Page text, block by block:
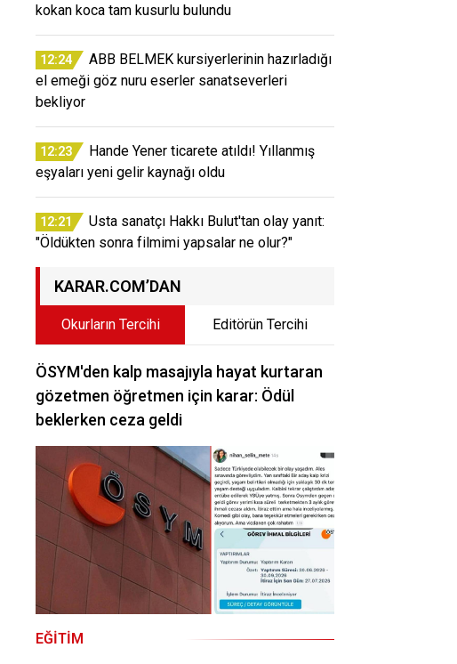
kokan koca tam kusurlu bulundu
12:24
ABB BELMEK kursiyerlerinin hazırladığı
el emeği göz nuru eserler sanatseverleri
bekliyor
12:23
Hande Yener ticarete atıldı! Yıllanmış
eşyaları yeni gelir kaynağı oldu
12:21
Usta sanatçı Hakkı Bulut'tan olay yanıt:
"Öldükten sonra filmimi yapsalar ne olur?"
KARAR.COM’DAN
Okurların Tercihi Editörün Tercihi
ÖSYM'den kalp masajıyla hayat kurtaran
gözetmen öğretmen için karar: Ödül
beklerken ceza geldi
EĞITIM